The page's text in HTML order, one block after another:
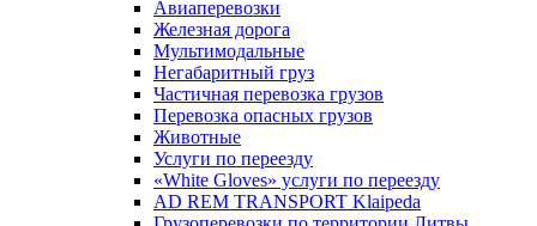
Авиаперевозки
Железная дорога
Мультимодальные
Негабаритный груз
Частичная перевозка грузов
Перевозка опасных грузов
Животные
Услуги по переезду
«White Gloves» услуги по переезду
AD REM TRANSPORT Klaipeda